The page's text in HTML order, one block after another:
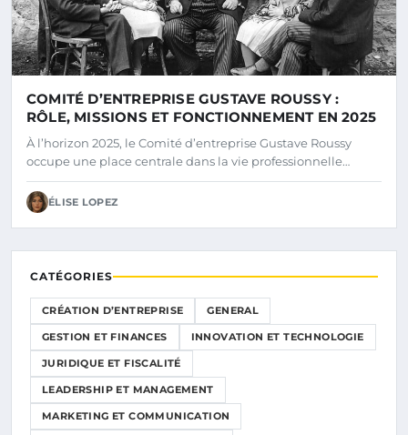
COMITÉ D’ENTREPRISE GUSTAVE ROUSSY :
RÔLE, MISSIONS ET FONCTIONNEMENT EN 2025
À l’horizon 2025, le Comité d’entreprise Gustave Roussy
occupe une place centrale dans la vie professionnelle…
ÉLISE LOPEZ
CATÉGORIES
CRÉATION D’ENTREPRISE GENERAL
GESTION ET FINANCES INNOVATION ET TECHNOLOGIE
JURIDIQUE ET FISCALITÉ
LEADERSHIP ET MANAGEMENT
MARKETING ET COMMUNICATION